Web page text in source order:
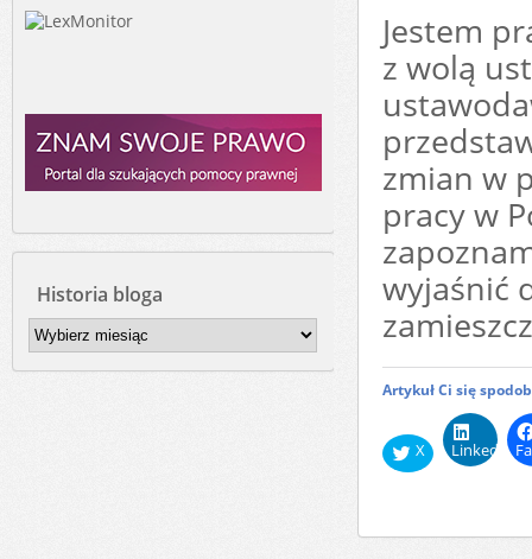
Jestem
z wolą
zmian w
pracy w
wyjaśnić
Artykuł Ci się
X LinkedIn
Historia bloga
Historia
bloga